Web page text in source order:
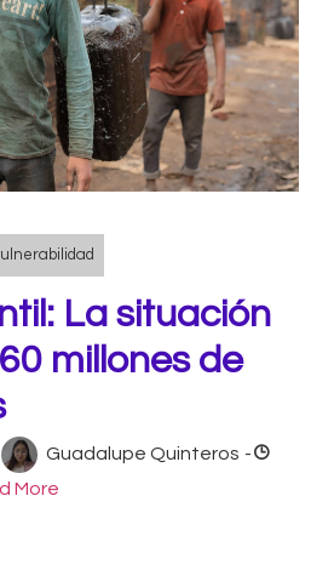
La situación
millones de
Guadalupe Quinteros -
More